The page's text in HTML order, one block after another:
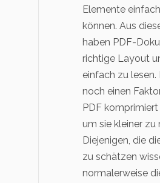
Elemente
können. Aus
haben PDF-
richtige Layout
einfach zu lesen.
noch einen
PDF
um sie kleiner zu
Diejenigen, die
zu schätzen
normalerweise